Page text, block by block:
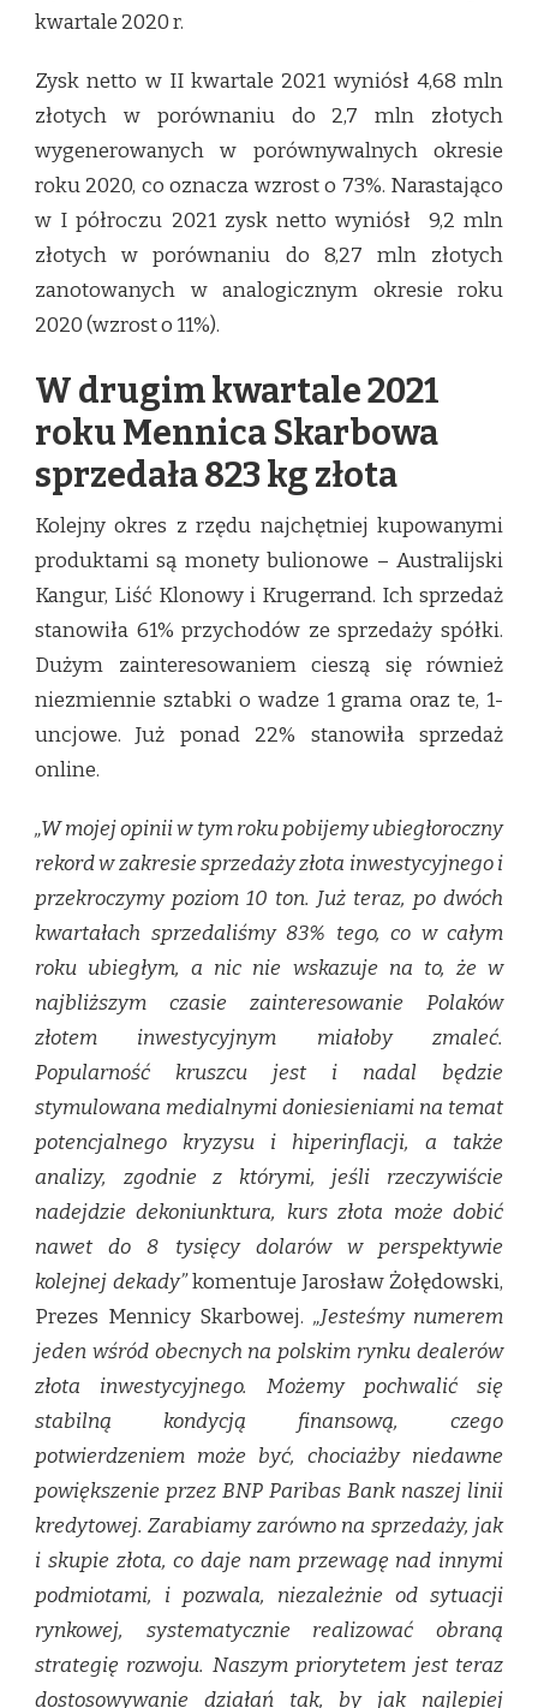
kwartale 2020 r.
Zysk netto w II kwartale 2021 wyniósł 4,68 mln
złotych w porównaniu do 2,7 mln złotych
wygenerowanych w porównywalnych okresie
roku 2020, co oznacza wzrost o 73%. Narastająco
w I półroczu 2021 zysk netto wyniósł 9,2 mln
złotych w porównaniu do 8,27 mln złotych
zanotowanych w analogicznym okresie roku
2020 (wzrost o 11%).
W drugim kwartale 2021
roku Mennica Skarbowa
sprzedała 823 kg złota
Kolejny okres z rzędu najchętniej kupowanymi
produktami są monety bulionowe – Australijski
Kangur, Liść Klonowy i Krugerrand. Ich sprzedaż
stanowiła 61% przychodów ze sprzedaży spółki.
Dużym zainteresowaniem cieszą się również
niezmiennie sztabki o wadze 1 grama oraz te, 1-
uncjowe. Już ponad 22% stanowiła sprzedaż
online.
„W mojej opinii w tym roku pobijemy ubiegłoroczny
rekord w zakresie sprzedaży złota inwestycyjnego i
przekroczymy poziom 10 ton. Już teraz, po dwóch
kwartałach sprzedaliśmy 83% tego, co w całym
roku ubiegłym, a nic nie wskazuje na to, że w
najbliższym czasie zainteresowanie Polaków
złotem inwestycyjnym miałoby zmaleć.
Popularność kruszcu jest i nadal będzie
stymulowana medialnymi doniesieniami na temat
potencjalnego kryzysu i hiperinflacji, a także
analizy, zgodnie z którymi, jeśli rzeczywiście
nadejdzie dekoniunktura, kurs złota może dobić
nawet do 8 tysięcy dolarów w perspektywie
kolejnej dekady”komentuje Jarosław Żołędowski,
Prezes Mennicy Skarbowej. „Jesteśmy numerem
jeden wśród obecnych na polskim rynku dealerów
złota inwestycyjnego. Możemy pochwalić się
stabilną kondycją finansową, czego
potwierdzeniem może być, chociażby niedawne
powiększenie przez BNP Paribas Bank naszej linii
kredytowej. Zarabiamy zarówno na sprzedaży, jak
i skupie złota, co daje nam przewagę nad innymi
podmiotami, i pozwala, niezależnie od sytuacji
rynkowej, systematycznie realizować obraną
strategię rozwoju. Naszym priorytetem jest teraz
dostosowywanie działań tak, by jak najlepiej